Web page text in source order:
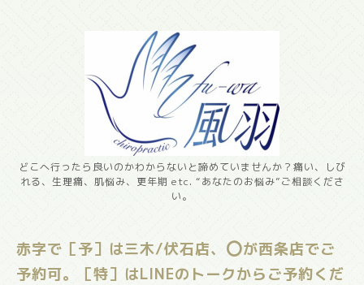
どこへ行ったら良いのかわからないと諦めていませんか？痛い、しび
れる、生理痛、肌悩み、更年期 etc. “あなたのお悩み”ご相談くださ
い。
赤字で［予］は三木/伏石店、⭕️が西条店でご
予約可。［特］はLINEのトークからご予約くだ